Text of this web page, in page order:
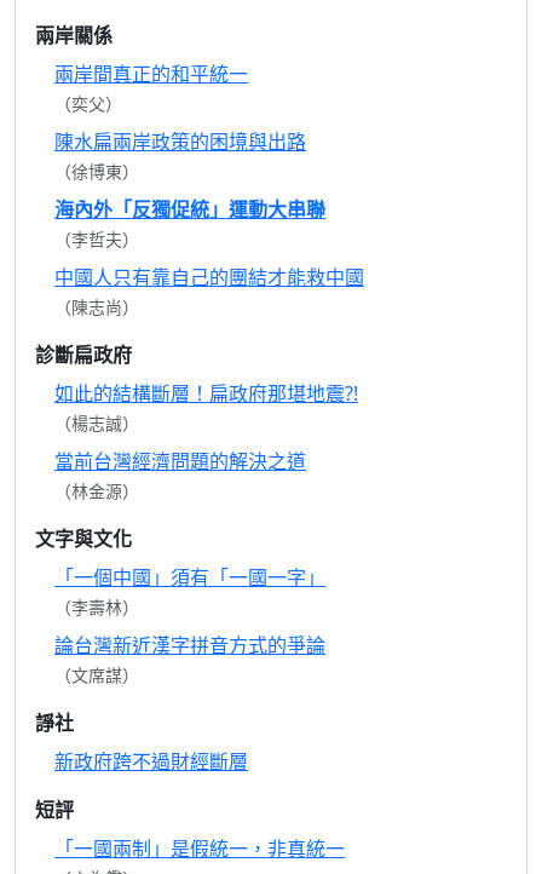
兩岸關係
兩岸間真正的和平統一
（奕父）
陳水扁兩岸政策的困境與出路
（徐博東）
海內外「反獨促統」運動大串聯
（李哲夫）
中國人只有靠自己的團結才能救中國
（陳志尚）
診斷扁政府
如此的結構斷層！扁政府那堪地震?!
（楊志誠）
當前台灣經濟問題的解決之道
（林金源）
文字與文化
「一個中國」須有「一國一字」
（李壽林）
論台灣新近漢字拼音方式的爭論
（文席謀）
諍社
新政府跨不過財經斷層
短評
「一國兩制」是假統一，非真統一